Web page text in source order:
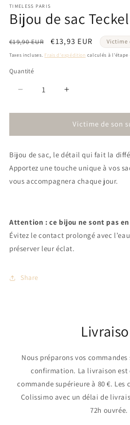
1
dans
une
modale
TIMELESS PARIS
Bijou de sac
Prix
habituel
€19,90 EUR
Prix
promotionnel
€13,93 EUR Victime
Taxes incluses. Frais d'expédition calculés à l'étape
Quantité
Réduire
quantité
Bijou
sac
Teckel
Augmenter
quantité
de
Bijou
sac
Teckel
Victime de son
Bijou de sac, le détail qui fait la
Apportez une touche unique à vos
vous accompagnera chaque jour.
Attention : ce bijou ne sont pas
Évitez le contact prolongé avec
préserver leur éclat.
Share
Nous préparons vos commandes
confirmation. La livraison est
commande supérieure à 80 €. Les
Colissimo avec un délai de
72h ouvrée.